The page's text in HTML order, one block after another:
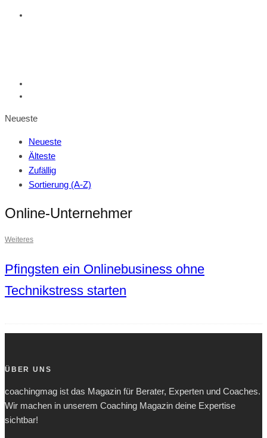
Neueste
Neueste
Älteste
Zufällig
Sortierung (A-Z)
Online-Unternehmer
Weiteres
Pfingsten ein Onlinebusiness ohne
Technikstress starten
ÜBER UNS
coachingmag ist das Magazin für Berater, Experten und Coaches.
Wir machen in unserem Coaching Magazin deine Expertise
sichtbar!